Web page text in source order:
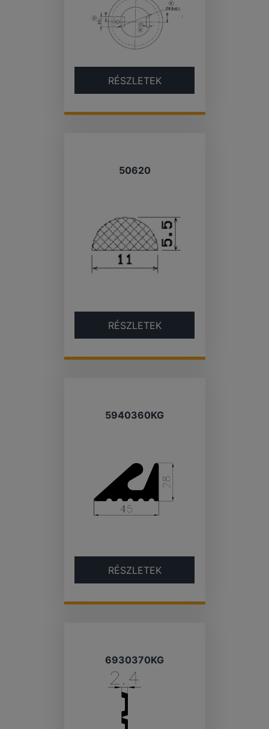
RÉSZLETEK
50620
RÉSZLETEK
5940360KG
RÉSZLETEK
6930370KG